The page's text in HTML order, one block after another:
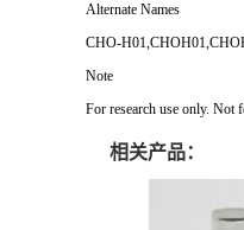
Alternate Names
CHO-
Note
For research use only. Not
相关产品：